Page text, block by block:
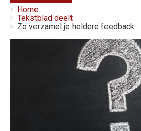
Kruimelpad
You
are
here:
Home
Tekstblad deelt
Zo verzamel je heldere feedback ...